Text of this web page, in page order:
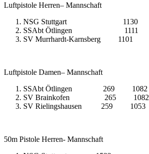
Luftpistole Herren– Mannschaft
NSG Stuttgart 1130
SSAbt Ötlingen 1111
SV Murrhardt-Karnsberg 1101
Luftpistole Damen– Mannschaft
SSAbt Ötlingen 269 1082
SV Brainkofen 265 1082
SV Rielingshausen 259 1053
50m Pistole Herren- Mannschaft